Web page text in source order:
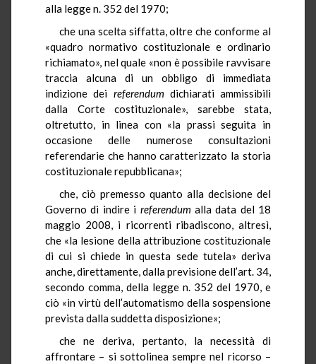
alla legge n. 352 del 1970;
che una scelta siffatta, oltre che conforme al
«quadro normativo costituzionale e ordinario
richiamato», nel quale «non è possibile ravvisare
traccia alcuna di un obbligo di immediata
indizione dei referendum dichiarati ammissibili
dalla Corte costituzionale», sarebbe stata,
oltretutto, in linea con «la prassi seguita in
occasione delle numerose consultazioni
referendarie che hanno caratterizzato la storia
costituzionale repubblicana»;
che, ciò premesso quanto alla decisione del
Governo di indire i referendum alla data del 18
maggio 2008, i ricorrenti ribadiscono, altresì,
che «la lesione della attribuzione costituzionale
di cui si chiede in questa sede tutela» deriva
anche, direttamente, dalla previsione dell’art. 34,
secondo comma, della legge n. 352 del 1970, e
ciò «in virtù dell’automatismo della sospensione
prevista dalla suddetta disposizione»;
che ne deriva, pertanto, la necessità di
affrontare – si sottolinea sempre nel ricorso –